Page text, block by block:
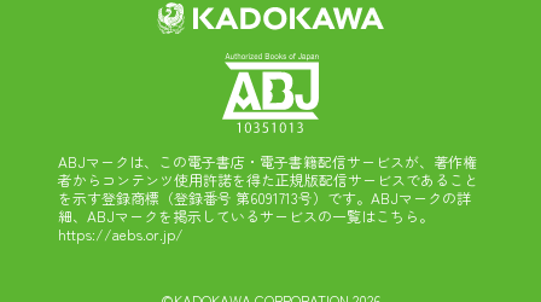
ABJマークは、この電子書店・電子書籍配信サービスが、著作権
者からコンテンツ使用許諾を得た正規版配信サービスであること
を示す登録商標（登録番号 第6091713号）です。ABJマークの詳
細、ABJマークを掲示しているサービスの一覧はこちら。
https://aebs.or.jp/